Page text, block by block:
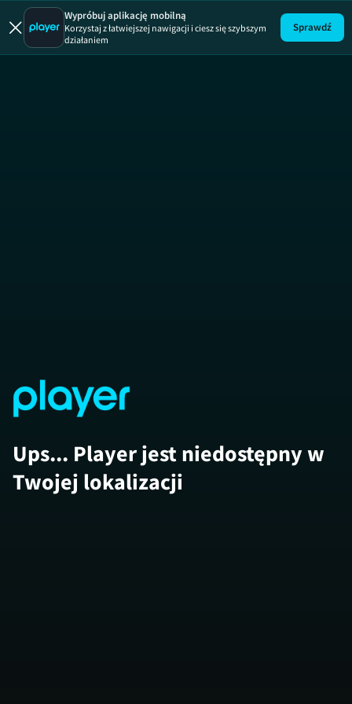
Wypróbuj aplikację mobilną
Korzystaj z łatwiejszej nawigacji i ciesz się szybszym
działaniem
Sprawdź
Ups... Player jest niedostępny w
Twojej lokalizacji